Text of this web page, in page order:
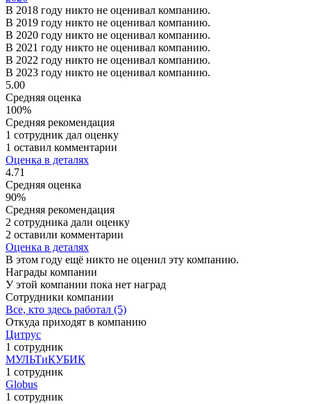
В 2018 году никто не оценивал компанию.
В 2019 году никто не оценивал компанию.
В 2020 году никто не оценивал компанию.
В 2021 году никто не оценивал компанию.
В 2022 году никто не оценивал компанию.
В 2023 году никто не оценивал компанию.
5.00
Средняя оценка
100%
Средняя рекомендация
1 сотрудник дал оценку
1 оставил комментарии
Оценка в деталях
4.71
Средняя оценка
90%
Средняя рекомендация
2 сотрудника дали оценку
2 оставили комментарии
Оценка в деталях
В этом году ещё никто не оценил эту компанию.
Награды компании
У этой компании пока нет наград
Сотрудники компании
Все, кто здесь работал (5)
Откуда приходят в компанию
Цитрус
1 сотрудник
МУЛЬТиКУБИК
1 сотрудник
Globus
1 сотрудник